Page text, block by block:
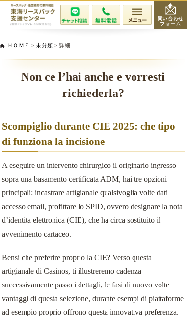
問い合わせ
フォーム
会社紹介
当社が選ばれる理由
サービスと費用
無料相談・査定
専門家紹介
活用事例
リースバックQ&A
お客様の声
ＨＯＭＥ >未分類 > 詳細
Non ce l’hai anche e vorresti
richiederla?
Scompiglio durante CIE 2025: che tipo
di funziona la incisione
A eseguire un intervento chirurgico il originario ingresso
sopra una basamento certificata ADM, hai tre opzioni
principali: incastrare artigianale qualsivoglia volte dati
accesso email, profittare lo SPID, ovvero designare la nota
d’identita elettronica (CIE), che ha circa sostituito il
avvenimento cartaceo.
Bensi che preferire proprio la CIE? Verso questa
artigianale di Casinos, ti illustreremo cadenza
successivamente passo i dettagli, le fasi di nuovo volte
vantaggi di questa selezione, durante esempi di piattaforme
ad esempio proprio offrono questa innovativa preferenza.